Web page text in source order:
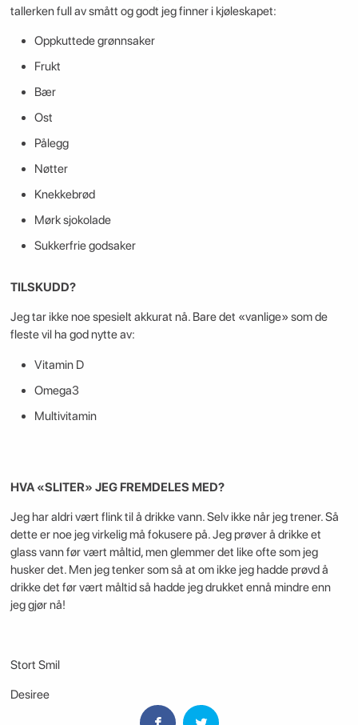
tallerken full av smått og godt jeg finner i kjøleskapet:
Oppkuttede grønnsaker
Frukt
Bær
Ost
Pålegg
Nøtter
Knekkebrød
Mørk sjokolade
Sukkerfrie godsaker
TILSKUDD?
Jeg tar ikke noe spesielt akkurat nå. Bare det «vanlige» som de
fleste vil ha god nytte av:
Vitamin D
Omega3
Multivitamin
HVA «SLITER» JEG FREMDELES MED?
Jeg har aldri vært flink til å drikke vann. Selv ikke når jeg trener. Så
dette er noe jeg virkelig må fokusere på. Jeg prøver å drikke et
glass vann før vært måltid, men glemmer det like ofte som jeg
husker det. Men jeg tenker som så at om ikke jeg hadde prøvd å
drikke det før vært måltid så hadde jeg drukket ennå mindre enn
jeg gjør nå!
Stort Smil
Desiree